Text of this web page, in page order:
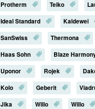
Protherm
Teiko
Ideal Standard
Kaldewei
SanSwiss
Thermona
Haas Sohn
Blaze
Uponor
Rojek
Kolo
Geberit
Jika
Willo
Willo